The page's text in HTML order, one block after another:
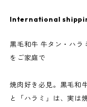
International
黒毛和牛 牛タン・ハラ
をご家庭で
焼肉好き必見。黒毛和
と「ハラミ」は、実は